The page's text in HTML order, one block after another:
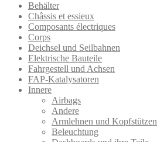
Behälter
Châssis et essieux
Composants électriques
Corps
Deichsel und Seilbahnen
Elektrische Bauteile
Fahrgestell und Achsen
FAP-Katalysatoren
Innere
Airbags
Andere
Armlehnen und Kopfstützen
Beleuchtung